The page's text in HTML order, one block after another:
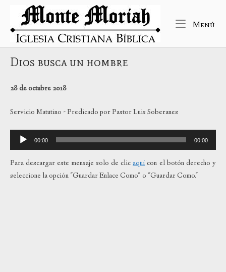
contenido
Inicio
Menú
Dios busca un hombre
28de octubre 2018
Servicio Matutino - Predicado por Pastor Luis Soberanes
Reproductor
de
audio
00:00 00:00
Para descargar este mensaje solo de clicaquícon el botón derecho y
seleccione la opción "Guardar Enlace Como" o "Guardar Como."